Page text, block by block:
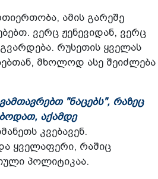
ამის გარეშე
ვერც ჟენევიდან, ვერც
რუსეთის ყველას
მხოლოდ ასე შეიძლება
"ნაცებს", რაზეც
აქამდე
კვებავენ.
ყველაფერი, რაშიც
პოლიტიკაა.